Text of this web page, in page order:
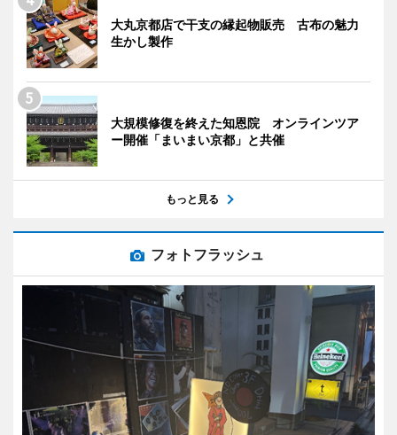
大丸京都店で干支の縁起物販売 古布の魅力
生かし製作
大規模修復を終えた知恩院 オンラインツア
ー開催「まいまい京都」と共催
もっと見る
フォトフラッシュ